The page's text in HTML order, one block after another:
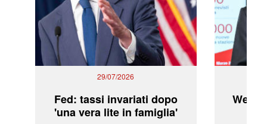
29/07/2026
Fed: tassi invariati dopo
'una vera lite in famiglia'